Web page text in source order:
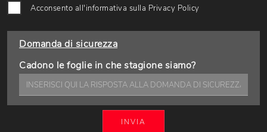
Acconsento all'informativa sulla Privacy Policy
Domanda di sicurezza
Cadono le foglie in che stagione siamo?
INVIA